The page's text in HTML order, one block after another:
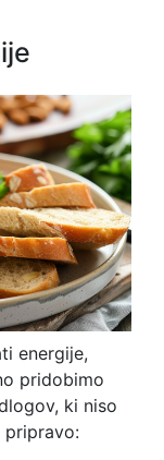
energije,
pridobimo
ki niso
pripravo: